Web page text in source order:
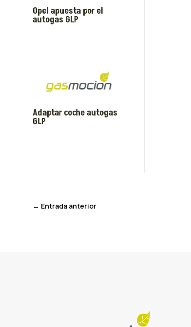
Opel apuesta por el
autogas GLP
Adaptar coche autogas
GLP
← Entrada anterior